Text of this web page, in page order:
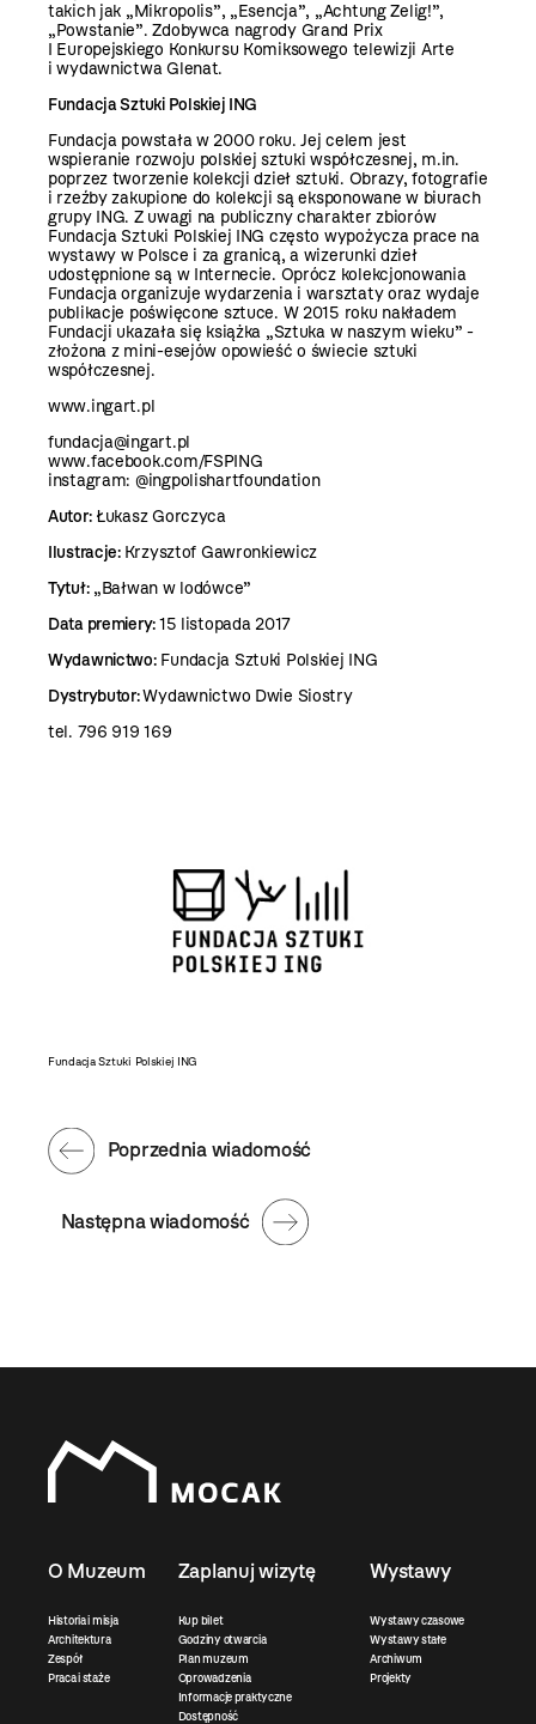
takich jak „Mikropolis”, „Esencja”, „Achtung Zelig!”,
„Powstanie”. Zdobywca nagrody Grand Prix
I Europejskiego Konkursu Komiksowego telewizji Arte
i wydawnictwa Glenat.
Fundacja Sztuki Polskiej ING
Fundacja powstała w 2000 roku. Jej celem jest
wspieranie rozwoju polskiej sztuki współczesnej, m.in.
poprzez tworzenie kolekcji dzieł sztuki. Obrazy, fotografie
i rzeźby zakupione do kolekcji są eksponowane w biurach
grupy ING. Z uwagi na publiczny charakter zbiorów
Fundacja Sztuki Polskiej ING często wypożycza prace na
wystawy w Polsce i za granicą, a wizerunki dzieł
udostępnione są w Internecie. Oprócz kolekcjonowania
Fundacja organizuje wydarzenia i warsztaty oraz wydaje
publikacje poświęcone sztuce. W 2015 roku nakładem
Fundacji ukazała się książka „Sztuka w naszym wieku” -
złożona z mini-esejów opowieść o świecie sztuki
współczesnej.
www.ingart.pl
fundacja@ingart.pl
www.facebook.com/FSPING
instagram: @ingpolishartfoundation
Autor:Łukasz Gorczyca
Ilustracje: Krzysztof Gawronkiewicz
Tytuł:„Bałwan w lodówce”
Data premiery:15 listopada 2017
Wydawnictwo:Fundacja Sztuki Polskiej ING
Dystrybutor:Wydawnictwo Dwie Siostry
tel. 796 919 169
Fundacja Sztuki Polskiej ING
Następna wiadomość
Poprzednia wiadomość
O Muzeum
Historia i misja
Architektura
Zespół
Praca i staże
Zaplanuj wizytę
Kup bilet
Godziny otwarcia
Plan muzeum
Oprowadzenia
Informacje praktyczne
Dostępność
Wystawy
Wystawy czasowe
Wystawy stałe
Archiwum
Projekty